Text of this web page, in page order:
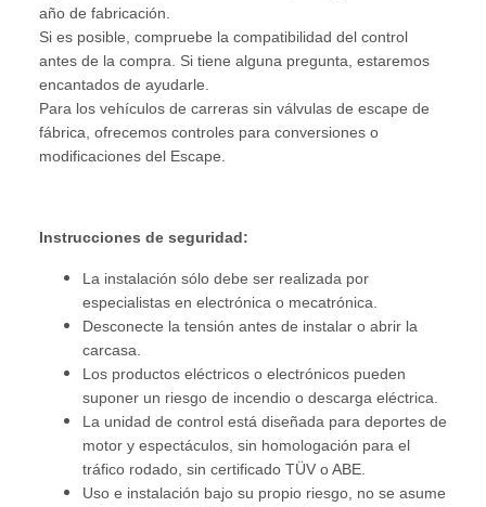
año de fabricación.
Si es posible, compruebe la compatibilidad del control
antes de la compra. Si tiene alguna pregunta, estaremos
encantados de ayudarle.
Para los vehículos de carreras sin válvulas de escape de
fábrica, ofrecemos controles para conversiones o
modificaciones del Escape.
Instrucciones de seguridad:
La instalación sólo debe ser realizada por
especialistas en electrónica o mecatrónica.
Desconecte la tensión antes de instalar o abrir la
carcasa.
Los productos eléctricos o electrónicos pueden
suponer un riesgo de incendio o descarga eléctrica.
La unidad de control está diseñada para deportes de
motor y espectáculos, sin homologación para el
tráfico rodado, sin certificado TÜV o ABE.
Uso e instalación bajo su propio riesgo, no se asume